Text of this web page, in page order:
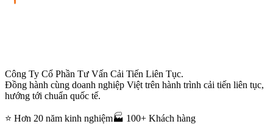
Công Ty Cổ Phần Tư Vấn Cải Tiến Liên Tục.
Đồng hành cùng doanh nghiệp Việt trên hành trình cải tiến liên tục,
hướng tới chuẩn quốc tế.
⭐ Hơn 20 năm kinh nghiệm🏭 100+ Khách hàng